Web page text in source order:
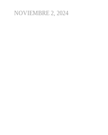
NOVIEMBRE 2, 2024